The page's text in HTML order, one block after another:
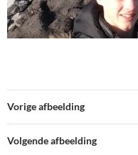
Vorige afbeelding
Volgende afbeelding